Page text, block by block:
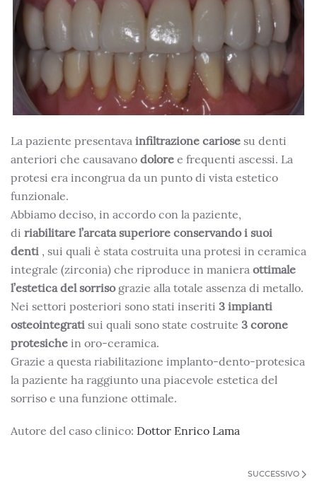
La paziente presentava infiltrazione cariose su denti
anteriori che causavano dolore e frequenti ascessi. La
protesi era incongrua da un punto di vista estetico
funzionale.
Abbiamo deciso, in accordo con la paziente,
di riabilitare l’arcata superiore conservando i suoi
denti , sui quali è stata costruita una protesi in ceramica
integrale (zirconia) che riproduce in maniera ottimale
l’estetica del sorrisograzie alla totale assenza di metallo.
Nei settori posteriori sono stati inseriti 3 impianti
osteointegrati sui quali sono state costruite 3 corone
protesiche in oro-ceramica.
Grazie a questa riabilitazione implanto-dento-protesica
la paziente ha raggiunto una piacevole estetica del
sorriso e una funzione ottimale.
Autore del caso clinico: Dottor Enrico Lama
SUCCESSIVO